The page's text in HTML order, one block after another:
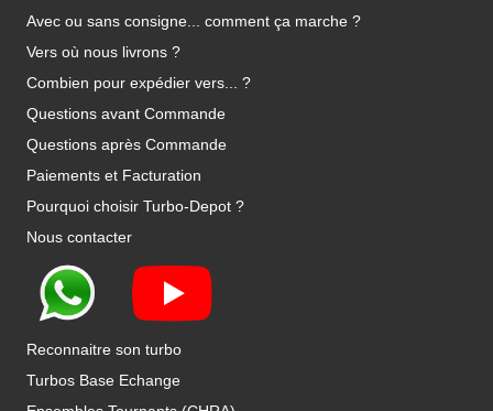
Avec ou sans consigne... comment ça marche ?
Vers où nous livrons ?
Combien pour expédier vers... ?
Questions avant Commande
Questions après Commande
Paiements et Facturation
Pourquoi choisir Turbo-Depot ?
Nous contacter
Reconnaitre son turbo
Turbos Base Echange